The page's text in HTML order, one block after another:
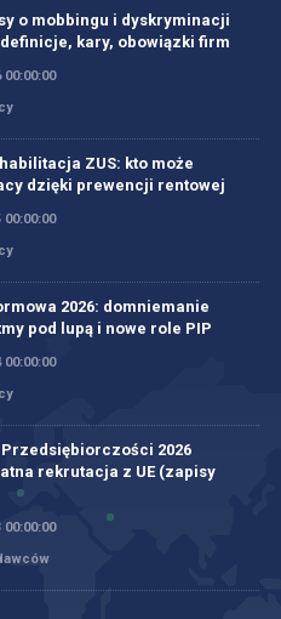
o mobbingu i dyskryminacji
definicje, kary, obowiązki firm
00:00:00
ZUS: kto może
dzięki prewencji rentowej
00:00:00
2026: domniemanie
pod lupą i nowe role PIP
00:00:00
2026
rekrutacja z UE (zapisy
00:00:00